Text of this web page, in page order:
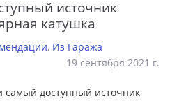
источник
катушка
, Из Гаража
19 сентября 2021 г.
самый доступный источник